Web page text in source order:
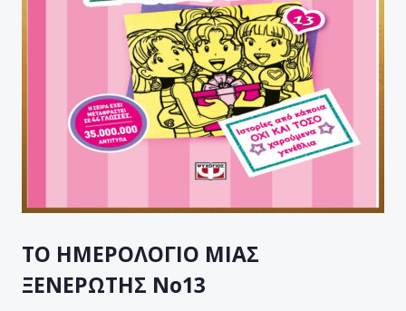
ΤΟ ΗΜΕΡΟΛΟΓΙΟ ΜΙΑΣ
ΞΕΝΕΡΩΤΗΣ Νο13